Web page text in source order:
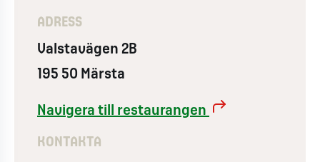
ADRESS
Valstavägen 2B
195 50 Märsta
Navigera till restaurangen
KONTAKTA